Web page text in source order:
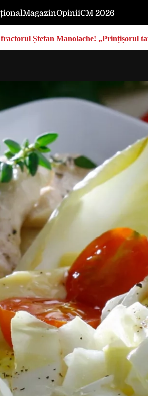
MagazinOpiniiCM 2026
Ștefan Manolache! „Prințișorul